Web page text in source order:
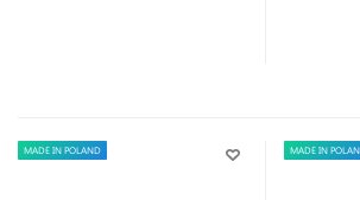
MADE IN POLAND MADE IN